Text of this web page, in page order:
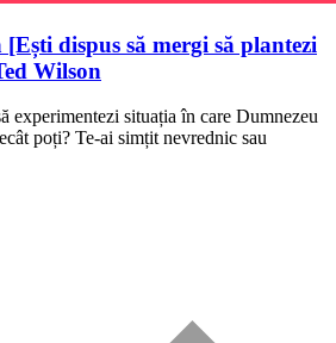
dispus să mergi să plantezi
Wilson
experimentezi situația în care Dumnezeu
poți? Te-ai simțit nevrednic sau